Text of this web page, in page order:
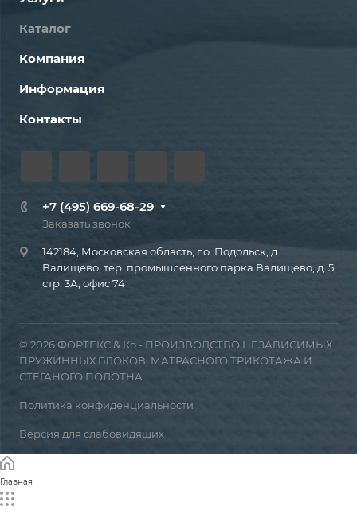
Каталог
Компания
Информация
Контакты
+7 (495) 669-68-29
Заказать звонок
142184, Московская область, г.о. Подольск, д.
Валищево, тер. промышленного парка Валищево, д. 5,
стр. 3А, офис 74
© 2026 ФОРТЕКС & Ко - ПРОИЗВОДСТВО НЕЗАВИСИМЫХ
ПРУЖИННЫХ БЛОКОВ, МАТРАСНОГО ТРИКОТАЖА И
СТЁГАНОГО ПОЛОТНА
Политика конфиденциальности
Версия для слабовидящих
Главная